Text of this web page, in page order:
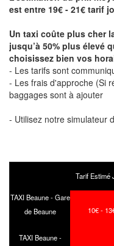
est entre 19€ - 21€ tarif
Un taxi coûte plus cher
jusqu’à 50% plus élevé
choisissez bien vos
- Les tarifs sont
- Les frais d'approche (Si
baggages sont à ajouter
- Utilisez notre simulateur
Tarif Estimé
TAXI Beaune - Gare
de Beaune
10€ -
TAXI Beaune -